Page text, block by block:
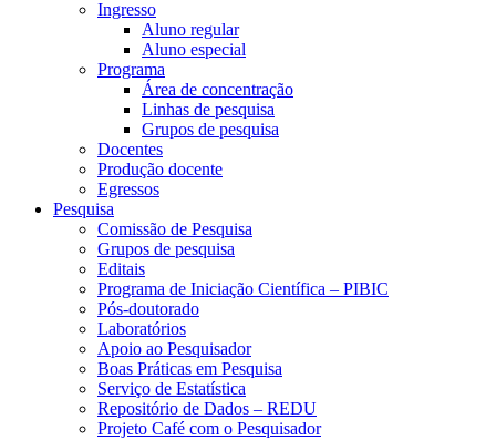
Ingresso
Aluno regular
Aluno especial
Programa
Área de concentração
Linhas de pesquisa
Grupos de pesquisa
Docentes
Produção docente
Egressos
Pesquisa
Comissão de Pesquisa
Grupos de pesquisa
Editais
Programa de Iniciação Científica – PIBIC
Pós-doutorado
Laboratórios
Apoio ao Pesquisador
Boas Práticas em Pesquisa
Serviço de Estatística
Repositório de Dados – REDU
Projeto Café com o Pesquisador